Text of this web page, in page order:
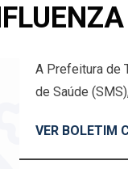
A Prefeitura de
de Saúde
VER BOLETIM